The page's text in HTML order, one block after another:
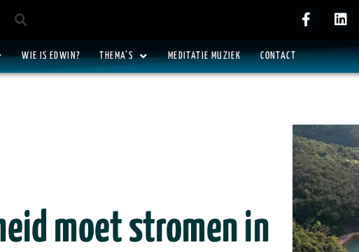
WIE IS EDWIN? THEMA’S MEDITATIE MUZIEK CONTACT
moet stromen in